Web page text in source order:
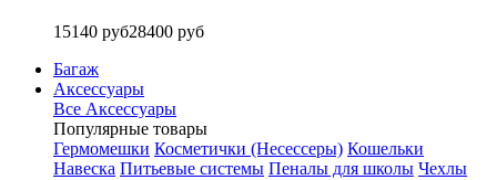
15140 руб28400 руб
Багаж
Аксессуары
Все Аксессуары
Популярные товары
Гермомешки Косметички (Несессеры) Кошельки
Навеска Питьевые системы Пеналы для школы Чехлы